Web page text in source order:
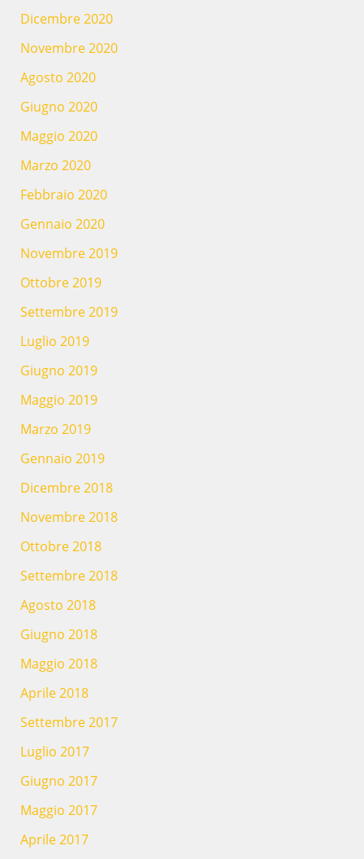
Dicembre 2020
Novembre 2020
Agosto 2020
Giugno 2020
Maggio 2020
Marzo 2020
Febbraio 2020
Gennaio 2020
Novembre 2019
Ottobre 2019
Settembre 2019
Luglio 2019
Giugno 2019
Maggio 2019
Marzo 2019
Gennaio 2019
Dicembre 2018
Novembre 2018
Ottobre 2018
Settembre 2018
Agosto 2018
Giugno 2018
Maggio 2018
Aprile 2018
Settembre 2017
Luglio 2017
Giugno 2017
Maggio 2017
Aprile 2017